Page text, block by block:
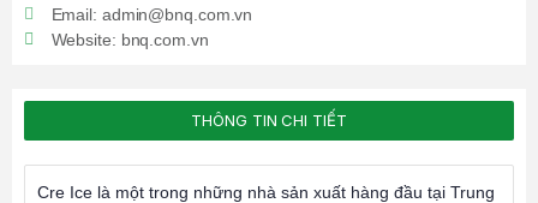
Email: admin@bnq.com.vn
Website: bnq.com.vn
THÔNG TIN CHI TIẾT
Cre Ice là một trong những nhà sản xuất hàng đầu tại Trung